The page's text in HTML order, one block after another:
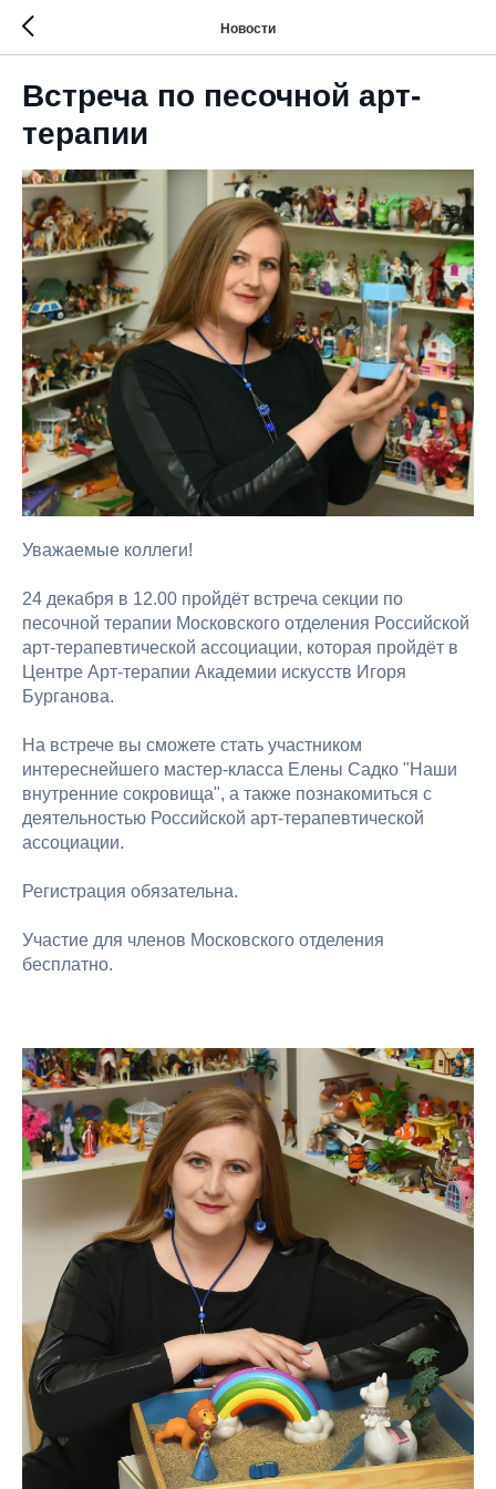
Новости
Встреча по песочной арт-
терапии
Уважаемые коллеги!
24 декабря в 12.00 пройдёт встреча секции по
песочной терапии Московского отделения Российской
арт-терапевтической ассоциации, которая пройдёт в
Центре Арт-терапии Академии искусств Игоря
Бурганова.
На встрече вы сможете стать участником
интереснейшего мастер-класса Елены Садко "Наши
внутренние сокровища", а также познакомиться с
деятельностью Российской арт-терапевтической
ассоциации.
Регистрация обязательна.
Участие для членов Московского отделения
бесплатно.